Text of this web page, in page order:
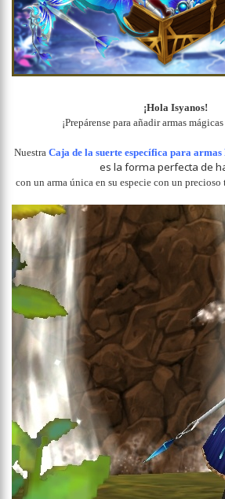
¡Hola Isyanos!
¡Prepárense para añadir armas
Nuestra Caja de la suerte específica para
es la forma perfecta de
con un arma única en su especie con un precioso